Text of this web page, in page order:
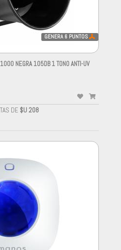
GENERA 6 PUNTOS
NEGRA 105DB 1 TONO ANTI-UV
DE $U 208